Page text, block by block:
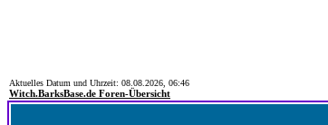
Aktuelles Datum und Uhrzeit: 08.08.2026, 06:46
Witch.BarksBase.de Foren-Übersicht